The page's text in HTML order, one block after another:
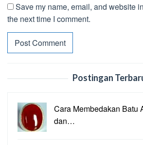
Save my name, email, and website
the next time I comment.
Postingan
Cara Membedakan Batu
dan…